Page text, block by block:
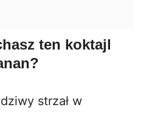
ten koktajl
strzał w